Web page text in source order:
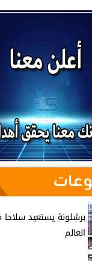
برشلونة يستعيد
العالم